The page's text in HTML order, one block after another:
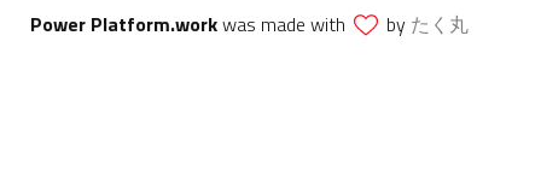
Power Platform.workwas made with by たく丸